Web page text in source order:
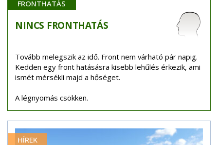
FRONTHATÁS
NINCS FRONTHATÁS
Tovább melegszik az idő. Front nem várható pár napig.
Kedden egy front hatásásra kisebb lehűlés érkezik, ami
ismét mérsékli majd a hőséget.
A légnyomás csökken.
HÍREK